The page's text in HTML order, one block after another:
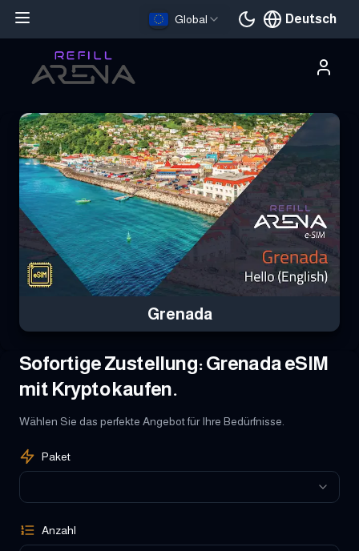
Global Deutsch
Aktuelle Sprache
Grenada
Sofortige Zustellung: Grenada eSIM
mit Krypto kaufen.
Wählen Sie das perfekte Angebot für Ihre Bedürfnisse.
Paket
Anzahl